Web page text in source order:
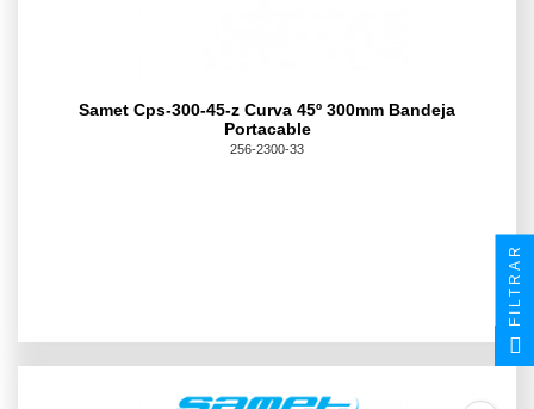
Samet Cps-300-45-z Curva 45º 300mm Bandeja
Portacable
256-2300-33
FILTRAR